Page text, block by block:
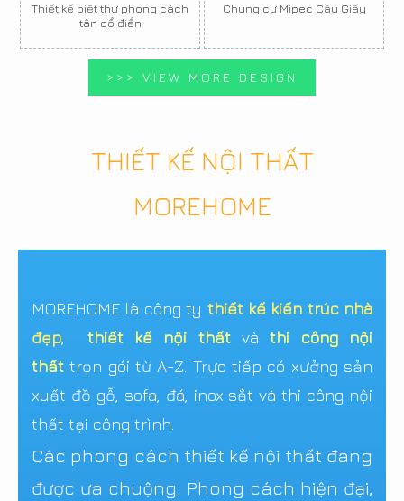
Thiết kế biệt thự phong cách
tân cổ điển
Chung cư Mipec Cầu Giấy
>>> VIEW MORE DESIGN
THIẾT KẾ NỘI THẤT
MOREHOME
MOREHOME là công ty thiết kế kiến trúc nhà
đẹp, thiết kế nội thấtvàthi công nội
thất trọn gói từ A-Z. Trực tiếp có xưởng sản
xuất đồ gỗ, sofa, đá, inox sắt và thi công nội
thất tại công trình.
Các phong cách thiết kế nội thất đang
được ưa chuộng: Phong cách hiện đại,